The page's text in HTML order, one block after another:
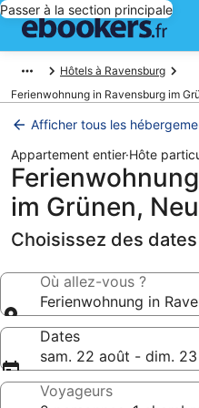
Passer à la section principale
Hôtels à Ravensburg
Ferienwohnung in Ravensburg im
Afficher tous les
Appartement entier·Hôte
im Grünen,
Choisissez des
Où allez-vous ?
Ferienwohnung in
Dates
sam. 22 août - dim.
Voyageurs